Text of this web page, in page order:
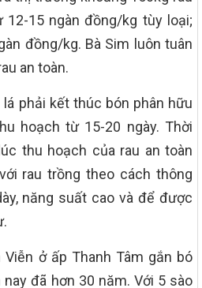
12-15 ngàn đồng/kg tùy loại;
đồng/kg. Bà Sim luôn tuân
an toàn.
phải kết thúc bón phân hữu
hoạch từ 15-20 ngày. Thời
thu hoạch của rau an toàn
rau trồng theo cách thông
năng suất cao và để được
Viễn ở ấp Thanh Tâm gắn bó
đã hơn 30 năm. Với 5 sào